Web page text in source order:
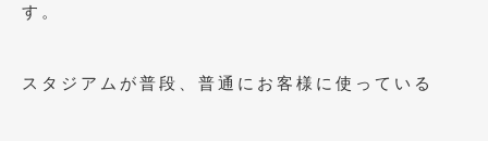
す。
スタジアムが普段、普通にお客様に使っている